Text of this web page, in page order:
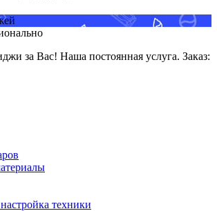
за Вас! Наша постоянная услуга. Заказ:
техники